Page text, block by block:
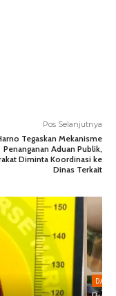
Pos Selanjutnya
Tegaskan Mekanisme
Penanganan Aduan Publik,
Diminta Koordinasi ke
Dinas Terkait